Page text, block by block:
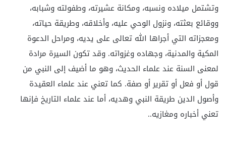
وتشتمل ميلاده ونسبه، ومكانة عشيرته، وطفولته وشبابه،
ووقائع بعثته، ونزول الوحي عليه، وأخلاقه، وطريقة حياته،
ومعجزاته التي أجراها الله تعالى على يديه، ومراحل الدعوة
المكية والمدنية، وجهاده وغزواته. وقد تكون السيرة مرادة
لمعنى السنة عند علماء الحديث، وهو ما أضيف إلى النبي من
قول أو فعل أو تقرير أو صفة. كما تعني عند علماء العقيدة
وأصول الدين طريقة النبي وهديه، أما عند علماء التاريخ فإنها
تعني أخباره ومغازيه..